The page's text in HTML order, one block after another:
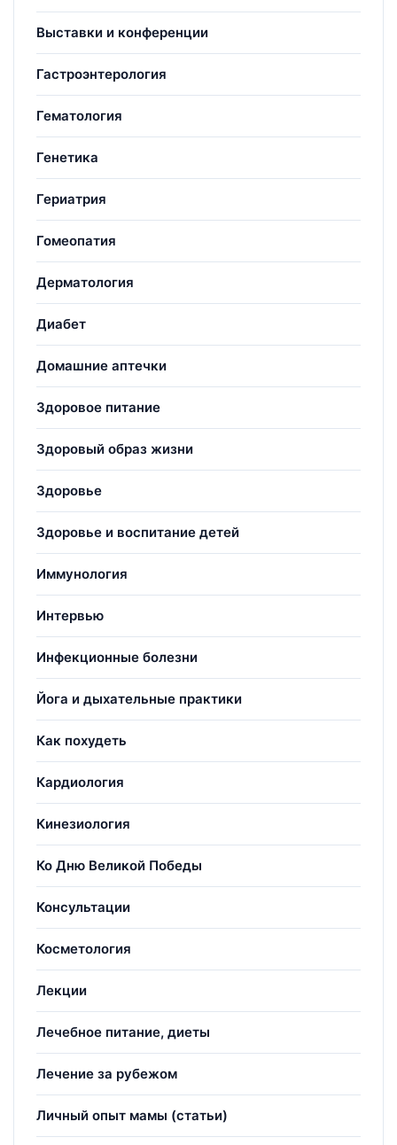
Выставки и конференции
Гастроэнтерология
Гематология
Генетика
Гериатрия
Гомеопатия
Дерматология
Диабет
Домашние аптечки
Здоровое питание
Здоровый образ жизни
Здоровье
Здоровье и воспитание детей
Иммунология
Интервью
Инфекционные болезни
Йога и дыхательные практики
Как похудеть
Кардиология
Кинезиология
Ко Дню Великой Победы
Консультации
Косметология
Лекции
Лечебное питание, диеты
Лечение за рубежом
Личный опыт мамы (статьи)